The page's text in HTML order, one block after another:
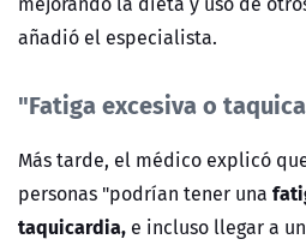
añadió el especialista.
"Fatiga excesiva o
Más tarde, el médico explicó
personas "podrían tener una
taquicardia, e incluso llegar a